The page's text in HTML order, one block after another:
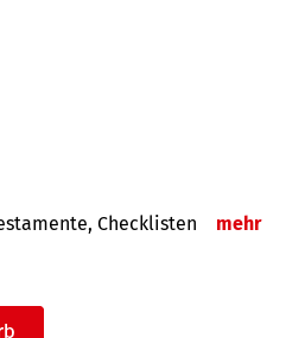
Checklisten mehr